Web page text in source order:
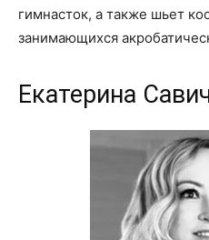
гимнасток, а также шьет
занимающихся
Екатерина